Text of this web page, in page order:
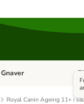
kategori menu: Kat
Gnaver
Royal Canin Ageing 11+ i